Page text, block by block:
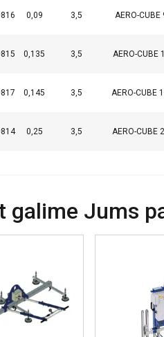
0,09 3,5 AERO-
0,135 3,5 AERO-CUBE
0,145 3,5 AERO-CUBE
0,25 3,5 AERO-CUBE
galime Jums
Ši svetainė
informacija apie
ją sujungti su
PARODYTI